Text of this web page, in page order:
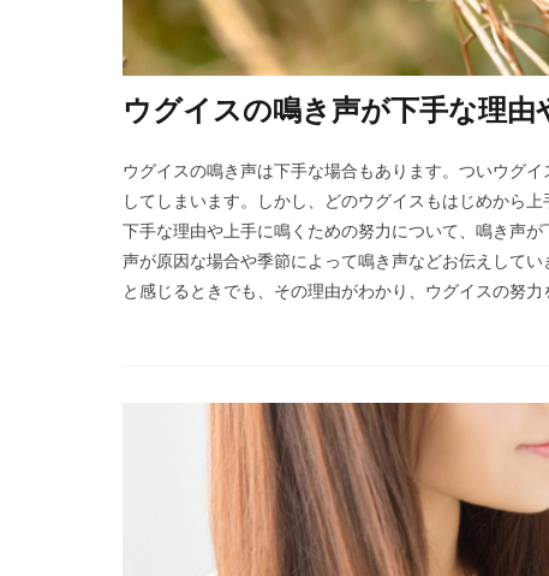
ウグイスの鳴き声が下手な理
ウグイスの鳴き声は下手な場合もあります。ついウグ
してしまいます。しかし、どのウグイスもはじめから
下手な理由や上手に鳴くための努力について、鳴き声
声が原因な場合や季節によって鳴き声などお伝えして
と感じるときでも、その理由がわかり、ウグイスの努